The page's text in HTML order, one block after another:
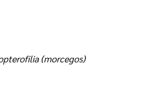
(morcegos)